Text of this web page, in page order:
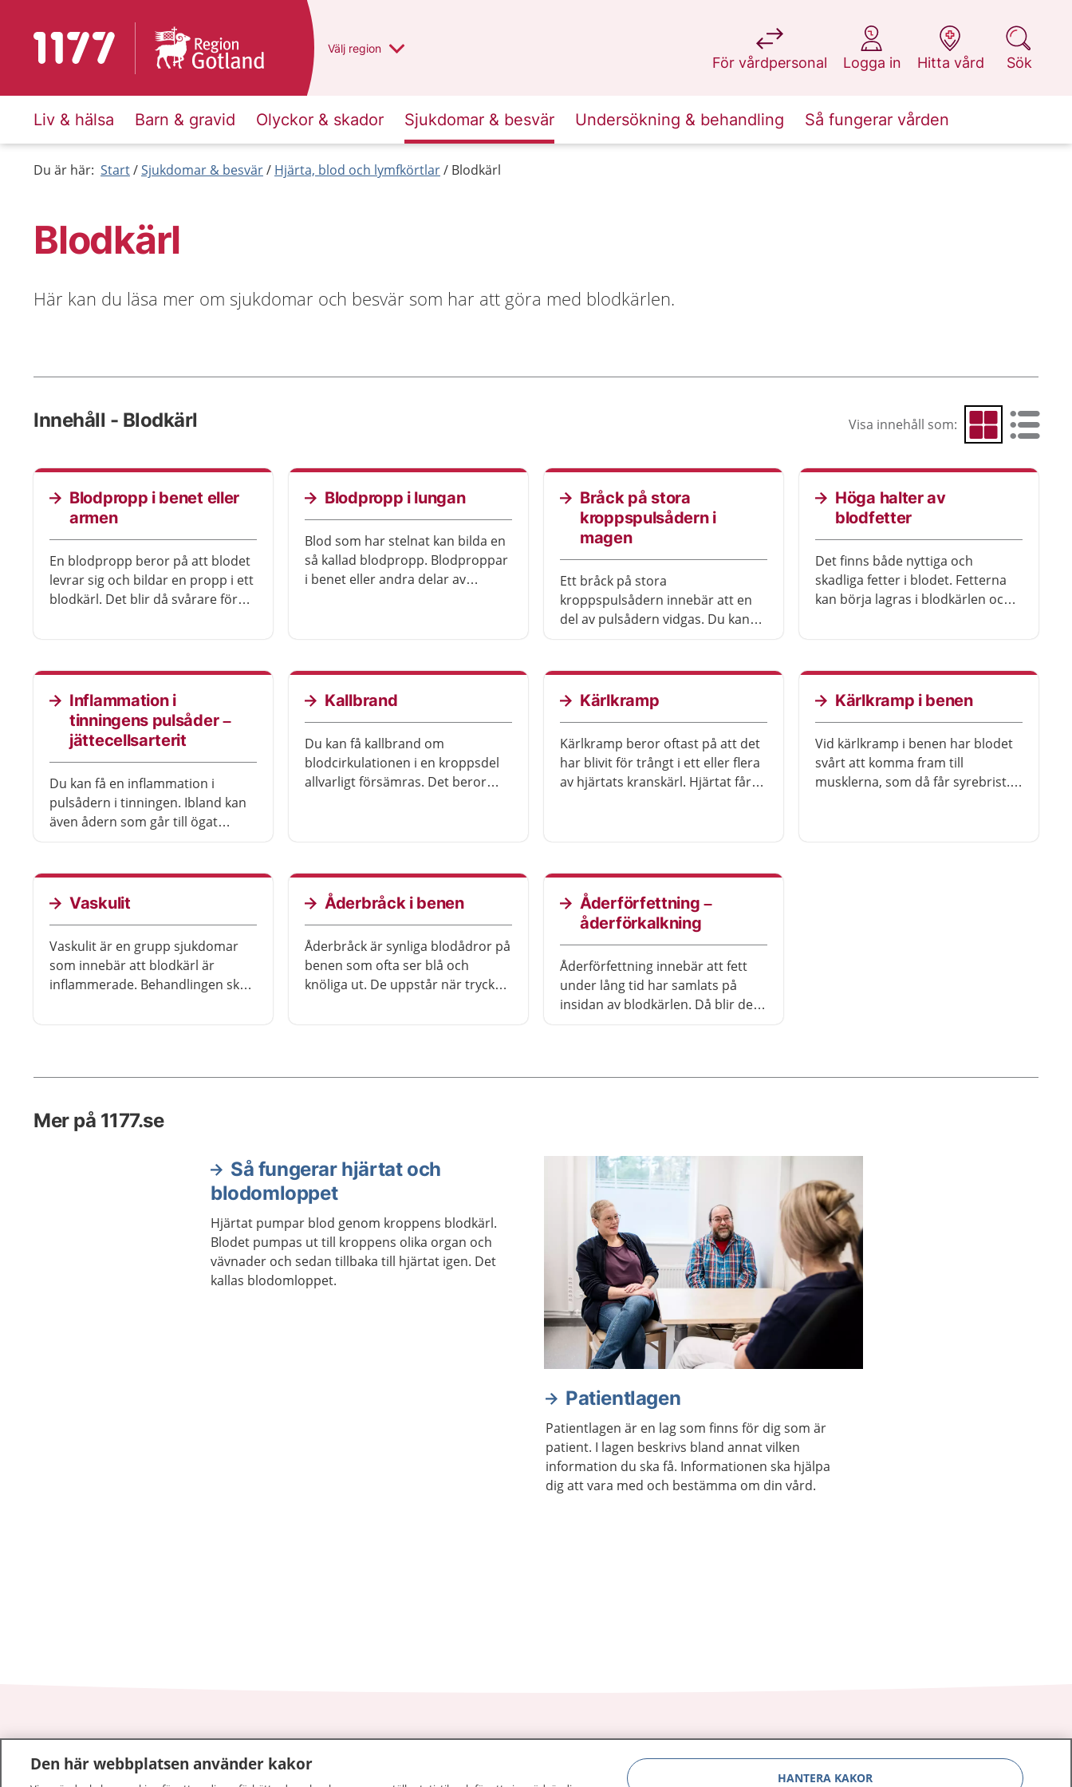
Till startsidan för 1177 Du har valt region
Välj en annan
region
För vårdpersonal
på 1177.se
Logga in
på 1177.se
Hitta vård
på 1177.se
Sök
på 1177.se
Liv & hälsa Barn & gravid Olyckor & skador Sjukdomar & besvär Undersökning & behandling Så fungerar vården
Du är här: Start Sjukdomar & besvär Hjärta, blod och lymfkörtlar Blodkärl
Blodkärl
Här kan du läsa mer om sjukdomar och besvär som har att göra med blodkärlen.
Innehåll - Blodkärl Visa innehåll som: Visa som rutnät
Visa som
Blodpropp i benet eller
armen
En blodpropp beror på att blodet
levrar sig och bildar en propp i ett
blodkärl. Det blir då svårare för
Blodpropp i lungan
Blod som har stelnat kan bilda en
så kallad blodpropp. Blodproppar
i benet eller andra delar av
Bråck på stora
kroppspulsådern i
magen
Ett bråck på stora
kroppspulsådern innebär att en
del av pulsådern vidgas. Du kan
Höga halter av
blodfetter
Det finns både nyttiga och
skadliga fetter i blodet. Fetterna
kan börja lagras i blodkärlen och
Inflammation i
tinningens pulsåder –
jättecellsarterit
Du kan få en inflammation i
pulsådern i tinningen. Ibland kan
även ådern som går till ögat
läkemedel.
Kallbrand
Du kan få kallbrand om
blodcirkulationen i en kroppsdel
allvarligt försämras. Det beror
den cirkulation som eventuellt
finns kvar genom en operation.
om du har fått en infektion.
Kärlkramp
Kärlkramp beror oftast på att det
har blivit för trångt i ett eller flera
av hjärtats kranskärl. Hjärtat får
Kärlkramp i benen
Vid kärlkramp i benen har blodet
svårt att komma fram till
musklerna, som då får syrebrist.
Vaskulit
Vaskulit är en grupp sjukdomar
som innebär att blodkärl är
inflammerade. Behandlingen ska
Åderbråck i benen
Åderbråck är synliga blodådror på
benen som ofta ser blå och
knöliga ut. De uppstår när trycket
Åderförfettning –
åderförkalkning
Åderförfettning innebär att fett
under lång tid har samlats på
insidan av blodkärlen. Då blir det
kan minska risken för
Mer på 1177.se
Så fungerar hjärtat och
blodomloppet
Hjärtat pumpar blod genom kroppens blodkärl.
Blodet pumpas ut till kroppens olika organ och
vävnader och sedan tillbaka till hjärtat igen. Det
kallas blodomloppet.
Patientlagen
Patientlagen är en lag som finns för dig som är
patient. I lagen beskrivs bland annat vilken
information du ska få. Informationen ska hjälpa
dig att vara med och bestämma om din vård.
Den här webbplatsen använder kakor
HANTERA KAKOR